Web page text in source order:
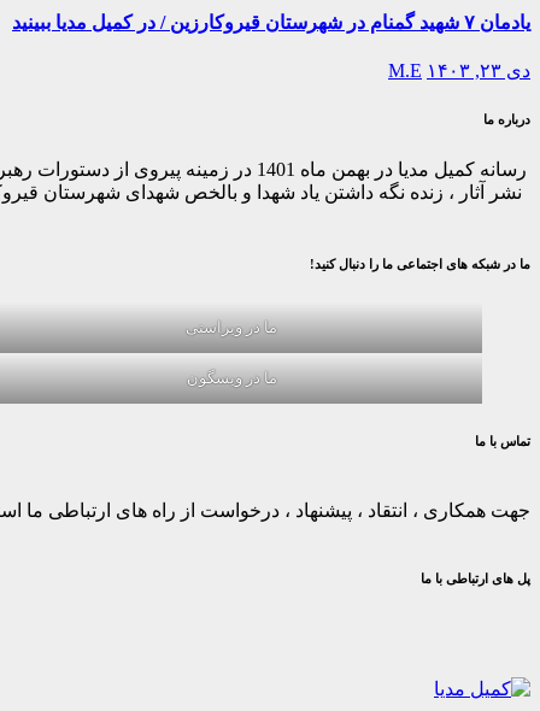
یادمان ۷ شهید گمنام در شهرستان قیروکارزین / در کمیل مدیا ببینید
دی ۲۳, ۱۴۰۳ M.E
درباره ما
رسانه کمیل مدیا در بهمن ماه 1401
نشر آثار ، زنده نگه داشتن یاد شهدا و بالخص شهدای شهرستان
ما در شبکه های اجتماعی ما را دنبال کنید!
ما در ویراستی
ما در ویسگون
تماس با ما
جهت همکاری ، انتقاد ، پیشنهاد ، درخواست از راه های ارتباطی ما
پل های ارتباطی با ما